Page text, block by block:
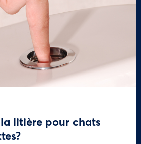
litière pour chats